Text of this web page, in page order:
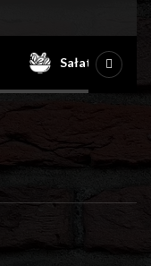
Sałatka w pizzy